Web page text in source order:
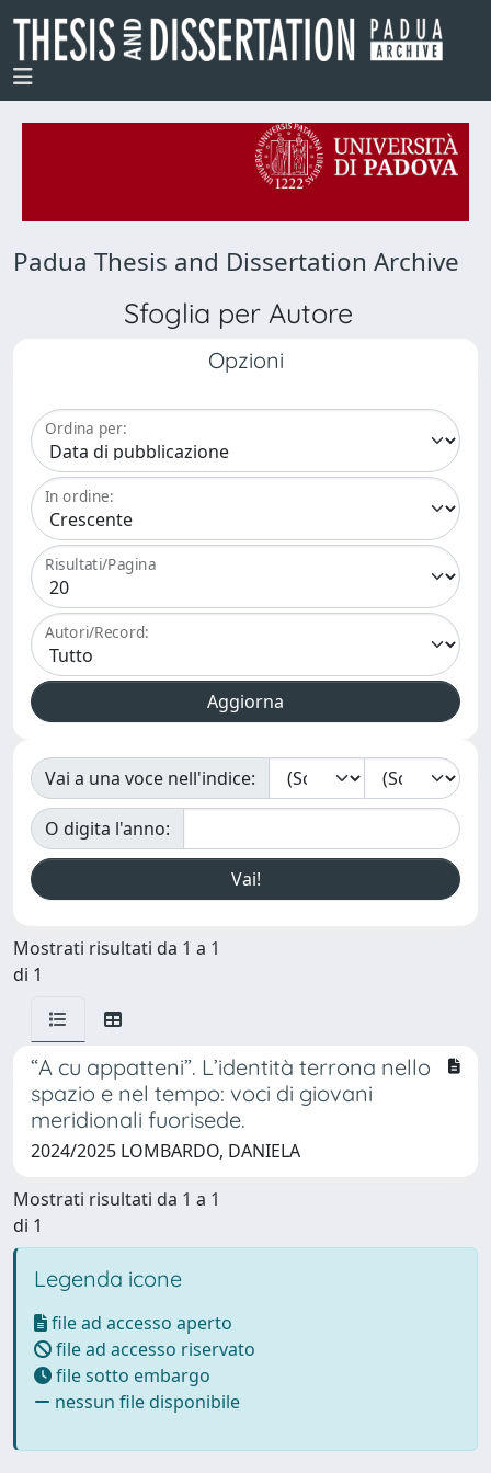
Padua Thesis and Dissertation Archive
Sfoglia per Autore
Opzioni
Ordina per:
In ordine:
Risultati/Pagina
Autori/Record:
Vai a una voce nell'indice:
O digita l'anno:
Mostrati risultati da 1 a 1
di 1
“A cu appatteni”. L’identità terrona nello
spazio e nel tempo: voci di giovani
meridionali fuorisede.
2024/2025 LOMBARDO, DANIELA
Mostrati risultati da 1 a 1
di 1
Legenda icone
file ad accesso aperto
file ad accesso riservato
file sotto embargo
nessun file disponibile